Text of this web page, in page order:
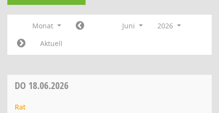
Monat Juni
2026
Aktuell
DO 18.06.2026
Rat